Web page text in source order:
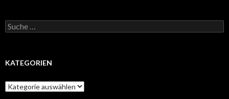
Suche
nach:
KATEGORIEN
Kategorien